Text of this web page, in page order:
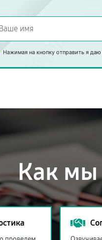
Нажимая на кнопку отправить я
Как мы